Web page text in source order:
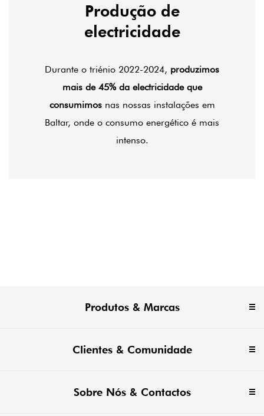
Produção de
electricidade
Durante o triénio 2022-2024, produzimos
mais de 45% da electricidade que
consumimosnas nossas instalações em
Baltar, onde o consumo energético é mais
intenso.
Produtos & Marcas
Clientes & Comunidade
Sobre Nós & Contactos